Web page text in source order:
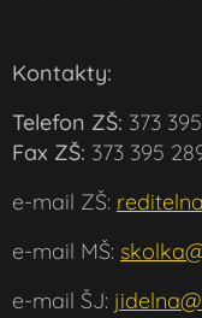
Kontakty:
Telefon ZŠ: 373
Fax ZŠ: 373 395
e-mail ZŠ:
e-mail MŠ:
e-mail ŠJ: